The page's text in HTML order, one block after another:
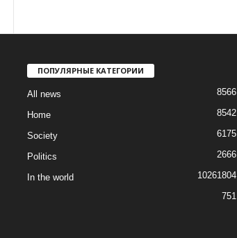
ПОПУЛЯРНЫЕ КАТЕГОРИИ
All news 8566
Home 8542
Society 6175
Politics
2666
1804
In the world
1026
751